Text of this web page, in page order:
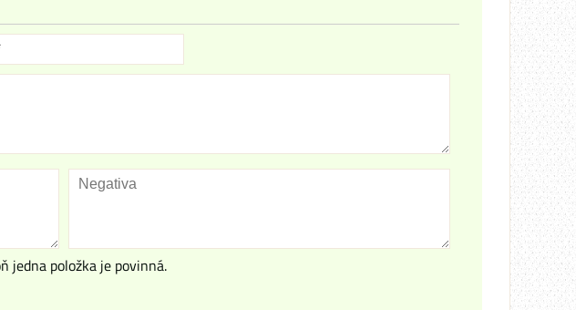
jedna položka je povinná.